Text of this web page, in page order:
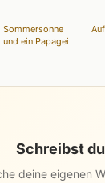
Sommersonne
und ein Papagei
Schreibst
deine eigenen